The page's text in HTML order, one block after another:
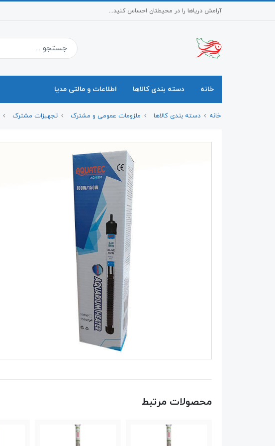
آرامش دریاها را در محیطتان احساس کنید...
خانه دسته بندی کالاها اطلاعات و مالتی مدیا
خانه دسته بندی کالاها ملزومات عمومی و مشترک تجهیزات مشترک
محصولات مرتبط